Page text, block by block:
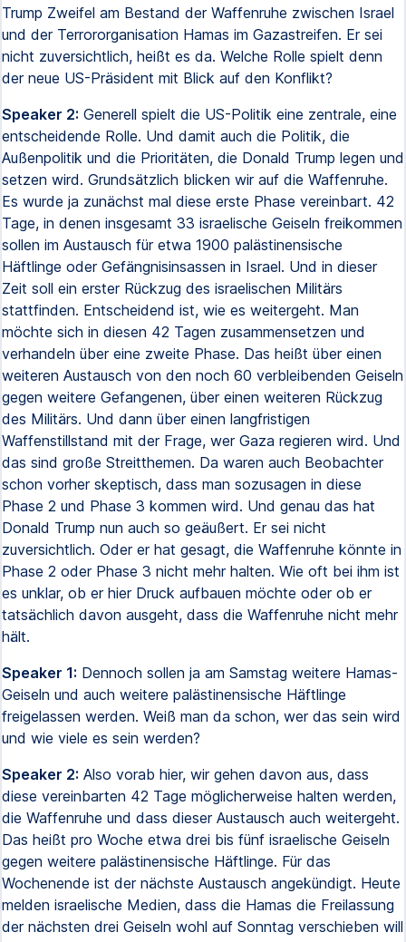
Trump Zweifel am Bestand der Waffenruhe zwischen Israel
und der Terrororganisation Hamas im Gazastreifen. Er sei
nicht zuversichtlich, heißt es da. Welche Rolle spielt denn
der neue US-Präsident mit Blick auf den Konflikt?
Speaker 2: Generell spielt die US-Politik eine zentrale, eine
entscheidende Rolle. Und damit auch die Politik, die
Außenpolitik und die Prioritäten, die Donald Trump legen und
setzen wird. Grundsätzlich blicken wir auf die Waffenruhe.
Es wurde ja zunächst mal diese erste Phase vereinbart. 42
Tage, in denen insgesamt 33 israelische Geiseln freikommen
sollen im Austausch für etwa 1900 palästinensische
Häftlinge oder Gefängnisinsassen in Israel. Und in dieser
Zeit soll ein erster Rückzug des israelischen Militärs
stattfinden. Entscheidend ist, wie es weitergeht. Man
möchte sich in diesen 42 Tagen zusammensetzen und
verhandeln über eine zweite Phase. Das heißt über einen
weiteren Austausch von den noch 60 verbleibenden Geiseln
gegen weitere Gefangenen, über einen weiteren Rückzug
des Militärs. Und dann über einen langfristigen
Waffenstillstand mit der Frage, wer Gaza regieren wird. Und
das sind große Streitthemen. Da waren auch Beobachter
schon vorher skeptisch, dass man sozusagen in diese
Phase 2 und Phase 3 kommen wird. Und genau das hat
Donald Trump nun auch so geäußert. Er sei nicht
zuversichtlich. Oder er hat gesagt, die Waffenruhe könnte in
Phase 2 oder Phase 3 nicht mehr halten. Wie oft bei ihm ist
es unklar, ob er hier Druck aufbauen möchte oder ob er
tatsächlich davon ausgeht, dass die Waffenruhe nicht mehr
hält.
Speaker 1: Dennoch sollen ja am Samstag weitere Hamas-
Geiseln und auch weitere palästinensische Häftlinge
freigelassen werden. Weiß man da schon, wer das sein wird
und wie viele es sein werden?
Speaker 2: Also vorab hier, wir gehen davon aus, dass
diese vereinbarten 42 Tage möglicherweise halten werden,
die Waffenruhe und dass dieser Austausch auch weitergeht.
Das heißt pro Woche etwa drei bis fünf israelische Geiseln
gegen weitere palästinensische Häftlinge. Für das
Wochenende ist der nächste Austausch angekündigt. Heute
melden israelische Medien, dass die Hamas die Freilassung
der nächsten drei Geiseln wohl auf Sonntag verschieben will